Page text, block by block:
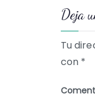
Deja
Tu
con *